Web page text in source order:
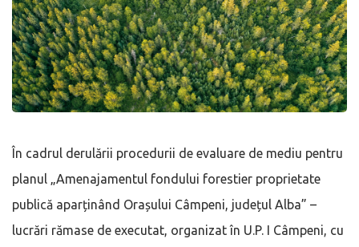
În cadrul derulării procedurii de evaluare de mediu pentru
planul „Amenajamentul fondului forestier proprietate
publică aparținând Orașului Câmpeni, județul Alba” –
lucrări rămase de executat, organizat în U.P. I Câmpeni, cu